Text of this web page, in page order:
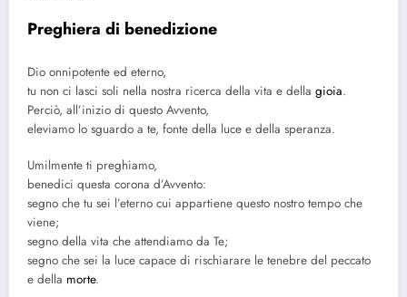
Preghiera di benedizione
Dio onnipotente ed eterno,
tu non ci lasci soli nella nostra ricerca della vita e della gioia.
Perciò, all’inizio di questo Avvento,
eleviamo lo sguardo a te, fonte della luce e della speranza.
Umilmente ti preghiamo,
benedici questa corona d’Avvento:
segno che tu sei l’eterno cui appartiene questo nostro tempo che
viene;
segno della vita che attendiamo da Te;
segno che sei la luce capace di rischiarare le tenebre del peccato
e della morte.